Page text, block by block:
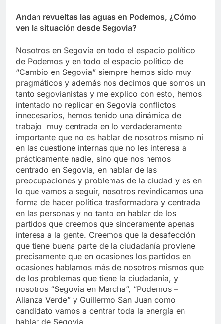
Andan revueltas las aguas en Podemos, ¿Cómo
ven la situación desde Segovia?
Nosotros en Segovia en todo el espacio político
de Podemos y en todo el espacio político del
“Cambio en Segovia” siempre hemos sido muy
pragmáticos y además nos decimos que somos un
tanto segovianistas y me explico con esto, hemos
intentado no replicar en Segovia conflictos
innecesarios, hemos tenido una dinámica de
trabajo muy centrada en lo verdaderamente
importante que no es hablar de nosotros mismo ni
en las cuestione internas que no les interesa a
prácticamente nadie, sino que nos hemos
centrado en Segovia, en hablar de las
preocupaciones y problemas de la ciudad y es en
lo que vamos a seguir, nosotros revindicamos una
forma de hacer política trasformadora y centrada
en las personas y no tanto en hablar de los
partidos que creemos que sinceramente apenas
interesa a la gente. Creemos que la desafección
que tiene buena parte de la ciudadanía proviene
precisamente que en ocasiones los partidos en
ocasiones hablamos más de nosotros mismos que
de los problemas que tiene la ciudadanía, y
nosotros “Segovia en Marcha”, “Podemos –
Alianza Verde” y Guillermo San Juan como
candidato vamos a centrar toda la energía en
hablar de Segovia.